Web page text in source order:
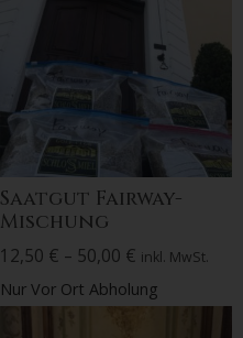
Saatgut Fairway-
Mischung
12,50 € – 50,00 € inkl. MwSt.
Nur Vor Ort Abholung